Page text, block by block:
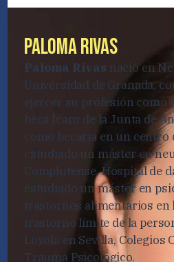
Paloma Rivas
Paloma Rivas nació en
Universidad de Granada,
ejercer su profesión como
beca Ícaro de la Junta de
como becaria en un
estudiado un máster en
Complutense, Hospital de
estudiado un máster en
trastornos alimentarios en
trastorno límite de la
Loyola en Sevilla, Colegios
Trauma Psicológico.